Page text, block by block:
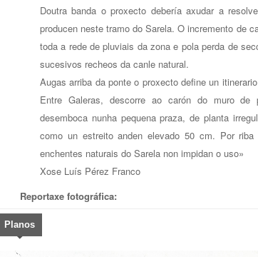
Doutra banda o proxecto debería axudar a
producen neste tramo do Sarela. O incremento de
toda a rede de pluviais da zona e pola perda de
sucesivos recheos da canle natural.
Augas arriba da ponte o proxecto define un
Entre Galeras, descorre ao carón do muro de
desemboca nunha pequena praza, de planta
como un estreito anden elevado 50 cm. Por
enchentes naturais do Sarela non impidan o uso»
Xose Luís Pérez Franco
Reportaxe fotográfica:
Planos